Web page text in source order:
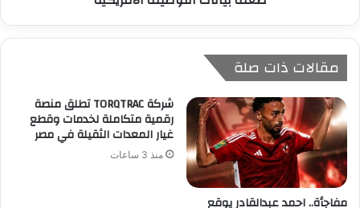
مقالات ذات صلة
مفاجأة.. احمد عبدالقادر يوقع
شركة TORQTRAC تطلق منصة
رقمية متكاملة لخدمات وقطع
غيار المعدات الثقيلة في مصر
منذ 3 ساعات